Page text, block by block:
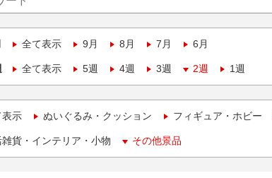
全て表示 9月 8月 7月 6月
全て表示 5週 4週 3週 2週 1週
表示 ぬいぐるみ・クッション フィギュア・ホビー
貨・インテリア・小物 その他景品